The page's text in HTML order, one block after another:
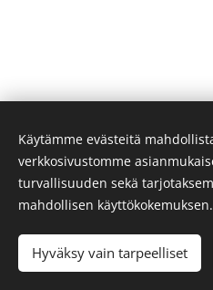
Käytämme evästeitä
verkkosivustomme
turvallisuuden sekä
mahdollisen käyttökokemuksen.
Hyväksy vain tarpeelliset